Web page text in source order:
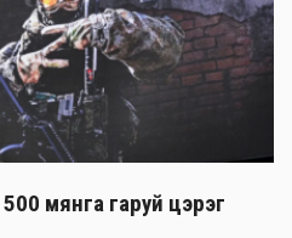
мянга гаруй цэрэг